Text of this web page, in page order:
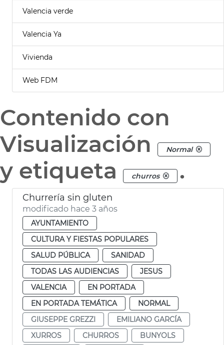
Valencia verde
Valencia Ya
Vivienda
Web FDM
Contenido con
Visualización
Normal
y etiqueta churros .
Churrería sin gluten
modificado hace 3 años
AYUNTAMIENTO
CULTURA Y FIESTAS POPULARES
SALUD PÚBLICA
SANIDAD
TODAS LAS AUDIENCIAS
JESUS
VALENCIA
EN PORTADA
EN PORTADA TEMÁTICA
NORMAL
GIUSEPPE GREZZI
EMILIANO GARCÍA
XURROS
CHURROS
BUNYOLS